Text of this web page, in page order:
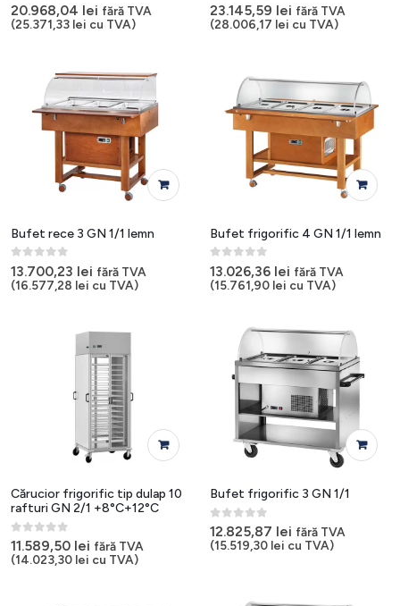
0out of 5
20.968,04 lei fără TVA
(25.371,33 lei cu TVA)
0out of 5
23.145,59 lei fără TVA
(28.006,17 lei cu TVA)
Bufet rece 3 GN 1/1 lemn
0out of 5
13.700,23 lei fără TVA
(16.577,28 lei cu TVA)
Bufet frigorific 4 GN 1/1 lemn
0out of 5
13.026,36 lei fără TVA
(15.761,90 lei cu TVA)
Cărucior frigorific tip dulap 10
rafturi GN 2/1 +8°C+12°C
0out of 5
11.589,50 lei fără TVA
(14.023,30 lei cu TVA)
Bufet frigorific 3 GN 1/1
0out of 5
12.825,87 lei fără TVA
(15.519,30 lei cu TVA)